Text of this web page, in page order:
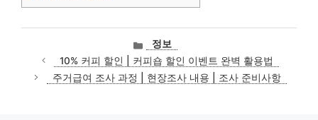
카
테
고
리
정보
10% 커피 할인 | 커피숍 할인 이벤트 완벽 활용법
주거급여 조사 과정 | 현장조사 내용 | 조사 준비사항